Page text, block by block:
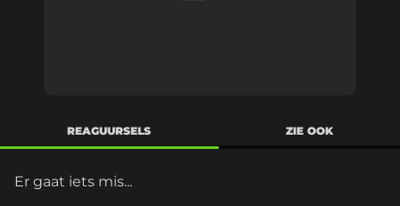
REAGUURSELS ZIE OOK
Er gaat iets mis...